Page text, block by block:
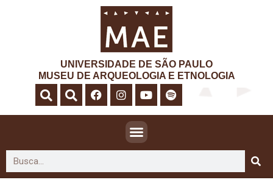
UNIVERSIDADE DE SÃO PAULO
MUSEU DE ARQUEOLOGIA E ETNOLOGIA